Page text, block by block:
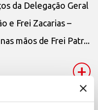
da Delegação Geral
e Frei Zacarias –
mãos de Frei Patr...
+